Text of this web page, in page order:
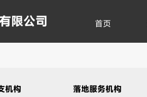
限公司 首页
机构 落地服务机构